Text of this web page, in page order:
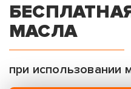
МАСЛА
при использовании